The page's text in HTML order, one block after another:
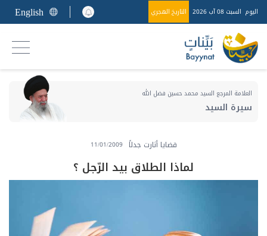
اليوم السبت 08 آب 2026 التاريخ الهجري English
العلامة المرجع السيد محمد حسين فضل الله
سيرة السيد
قضايا أثارت جدلاً 11/01/2009
لماذا الطلاق بيد الرّجل ؟